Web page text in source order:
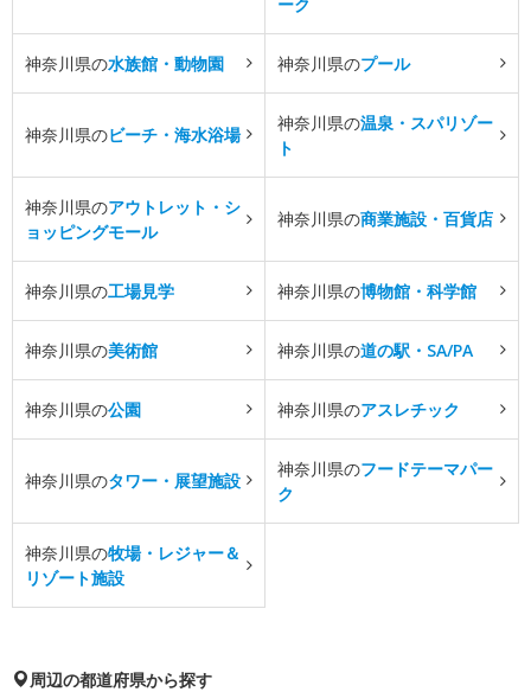
神奈川県の水族館・動物園 神奈川県のプール
神奈川県のビーチ・海水浴場
神奈川県の温泉・スパリゾー
ト
神奈川県のアウトレット・シ
ョッピングモール
神奈川県の商業施設・百貨店
神奈川県の工場見学 神奈川県の博物館・科学館
神奈川県の美術館 神奈川県の道の駅・SA/PA
神奈川県の公園 神奈川県のアスレチック
神奈川県のタワー・展望施設
神奈川県のフードテーマパー
ク
神奈川県の牧場・レジャー＆
リゾート施設
周辺の都道府県から探す